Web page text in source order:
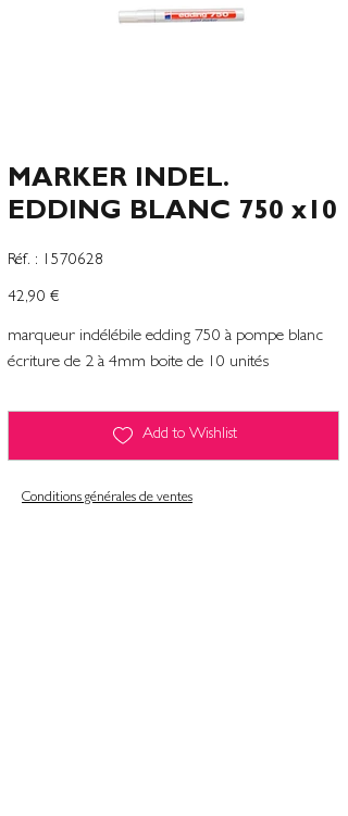
MARKER INDEL.
EDDING BLANC 750 x10
Réf. :
SKU
1570628
1570628
Precio
42,90 €
marqueur indélébile edding 750 à pompe blanc
écriture de 2 à 4mm boite de 10 unités
Add to Wishlist
Conditions générales de ventes